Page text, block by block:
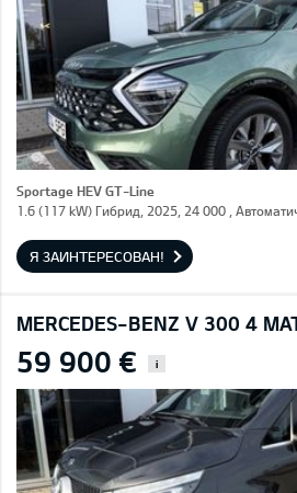
Sportage HEV GT-Line
1.6 (117 kW) Гибрид, 2025, 24 000 ,
Я ЗАИНТЕРЕСОВАН!
MERCEDES-BENZ V 300 4
59 900 € i